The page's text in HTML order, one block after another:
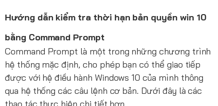
Hướng dẫn kiểm tra thời hạn bản quyền win 10
bằng Command Prompt
Command Prompt là một trong những chương trình
hệ thống mặc định, cho phép bạn có thể giao tiếp
được với hệ điều hành Windows 10 của mình thông
qua hệ thống các câu lệnh cơ bản. Dưới đây là các